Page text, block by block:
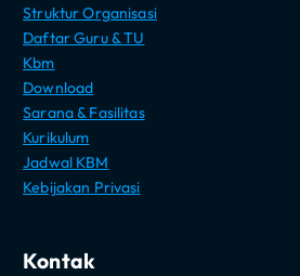
Struktur Organisasi
Daftar Guru & TU
Kbm
Download
Sarana & Fasilitas
Kurikulum
Jadwal KBM
Kebijakan Privasi
Kontak